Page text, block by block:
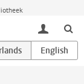
toggle